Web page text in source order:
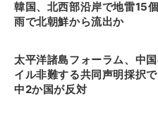
韓国、北西部沿岸で地雷15
雨で北朝鮮から流出か
太平洋諸島フォーラム、中
イル非難する共同声明採択
中2か国が反対